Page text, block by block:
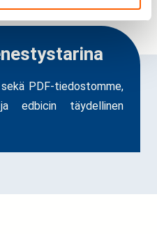
PDF-tiedostomme,
edbicin täydellinen